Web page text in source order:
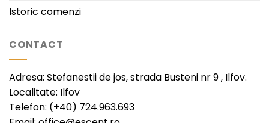
Istoric comenzi
CONTACT
Adresa: Stefanestii de jos, strada Busteni nr 9 , Ilfov.
Localitate: Ilfov
Telefon: (+40) 724.963.693